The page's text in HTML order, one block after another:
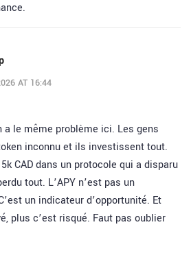
AT 16:44
a le même problème ici. Les gens
inconnu et ils investissent tout.
CAD dans un protocole qui a disparu
tout. L’APY n’est pas un
un indicateur d’opportunité. Et
plus c’est risqué. Faut pas oublier